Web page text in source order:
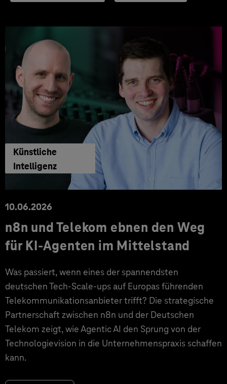
Künstliche
Intelligenz
10.06.2026
n8n und Telekom ebnen den Weg
für KI-Agenten im Mittelstand
Was passiert, wenn eines der spannendsten
deutschen Tech-Scale-ups auf Europas führenden
Telekommunikationsanbieter trifft? Die strategische
Partnerschaft zwischen n8n und der Deutschen
Telekom zeigt, wie Agentic AI den Sprung von der
Technologievision in die Unternehmenspraxis schaffen
kann.